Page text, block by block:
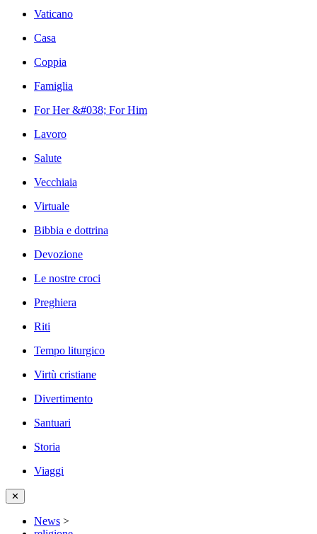
Vaticano
Casa
Coppia
Famiglia
For Her &#038; For Him
Lavoro
Salute
Vecchiaia
Virtuale
Bibbia e dottrina
Devozione
Le nostre croci
Preghiera
Riti
Tempo liturgico
Virtù cristiane
Divertimento
Santuari
Storia
Viaggi
✕
News >